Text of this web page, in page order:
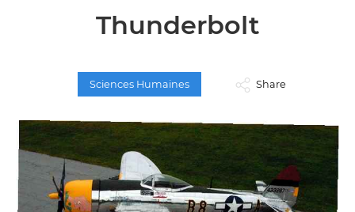
Thunderbolt
Sciences Humaines Share